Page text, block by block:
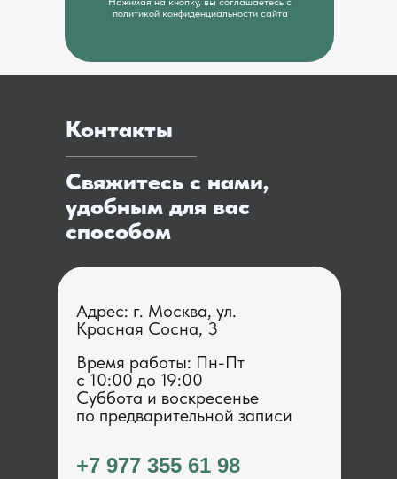
политикой конфиденциальности сайта
Контакты
Свяжитесь с нами,
удобным для вас
способом
Адрес: г. Москва, ул.
Красная Сосна, 3
+7 977 355 61 98
Время работы: Пн-Пт
с 1 0:00 до 19:00
Суббота и воскресенье
по предварительной записи